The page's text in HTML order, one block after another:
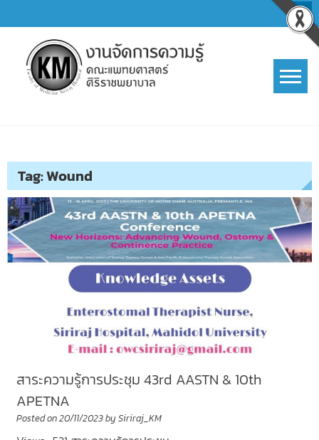
to
content
Tag:Wound
สาระความรู้การประชุม 43rd AASTN & 10th
APETNA
Posted on20/11/2023by Siriraj_KM